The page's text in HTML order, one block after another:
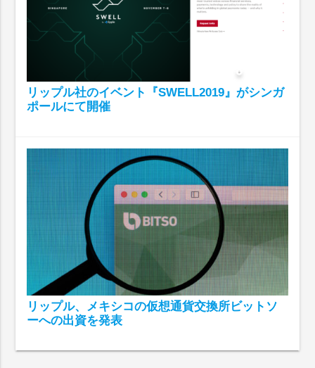
リップル社のイベント『SWELL2019』がシンガ
ポールにて開催
リップル、メキシコの仮想通貨交換所ビットソ
ーへの出資を発表